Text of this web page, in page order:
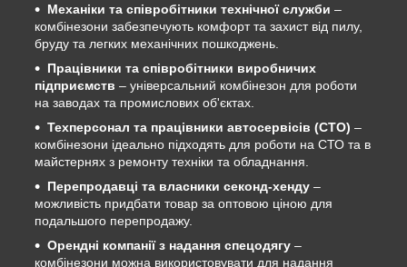
Механіки та співробітники технічної служби –
комбінезони забезпечують комфорт та захист від пилу,
бруду та легких механічних пошкоджень.
Працівники та співробітники виробничих
підприємств – універсальний комбінезон для роботи
на заводах та промислових об'єктах.
Техперсонал та працівники автосервісів (СТО) –
комбінезони ідеально підходять для роботи на СТО та в
майстернях з ремонту техніки та обладнання.
Перепродавці та власники секонд-хенду –
можливість придбати товар за оптовою ціною для
подальшого перепродажу.
Орендні компанії з надання спецодягу –
комбінезони можна використовувати для надання